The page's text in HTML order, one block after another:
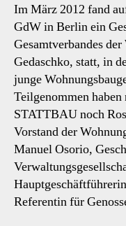
Im März 2012 fand
GdW in Berlin ein
Gesamtverbandes
Gedaschko, statt, in
junge
Teilgenommen
STATTBAU noch
Vorstand der
Manuel Osorio,
Referentin für